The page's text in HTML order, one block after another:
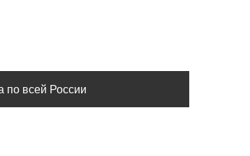
по всей России